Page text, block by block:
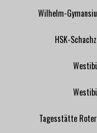
Wilhelm-
HSK-
Tagesstätte